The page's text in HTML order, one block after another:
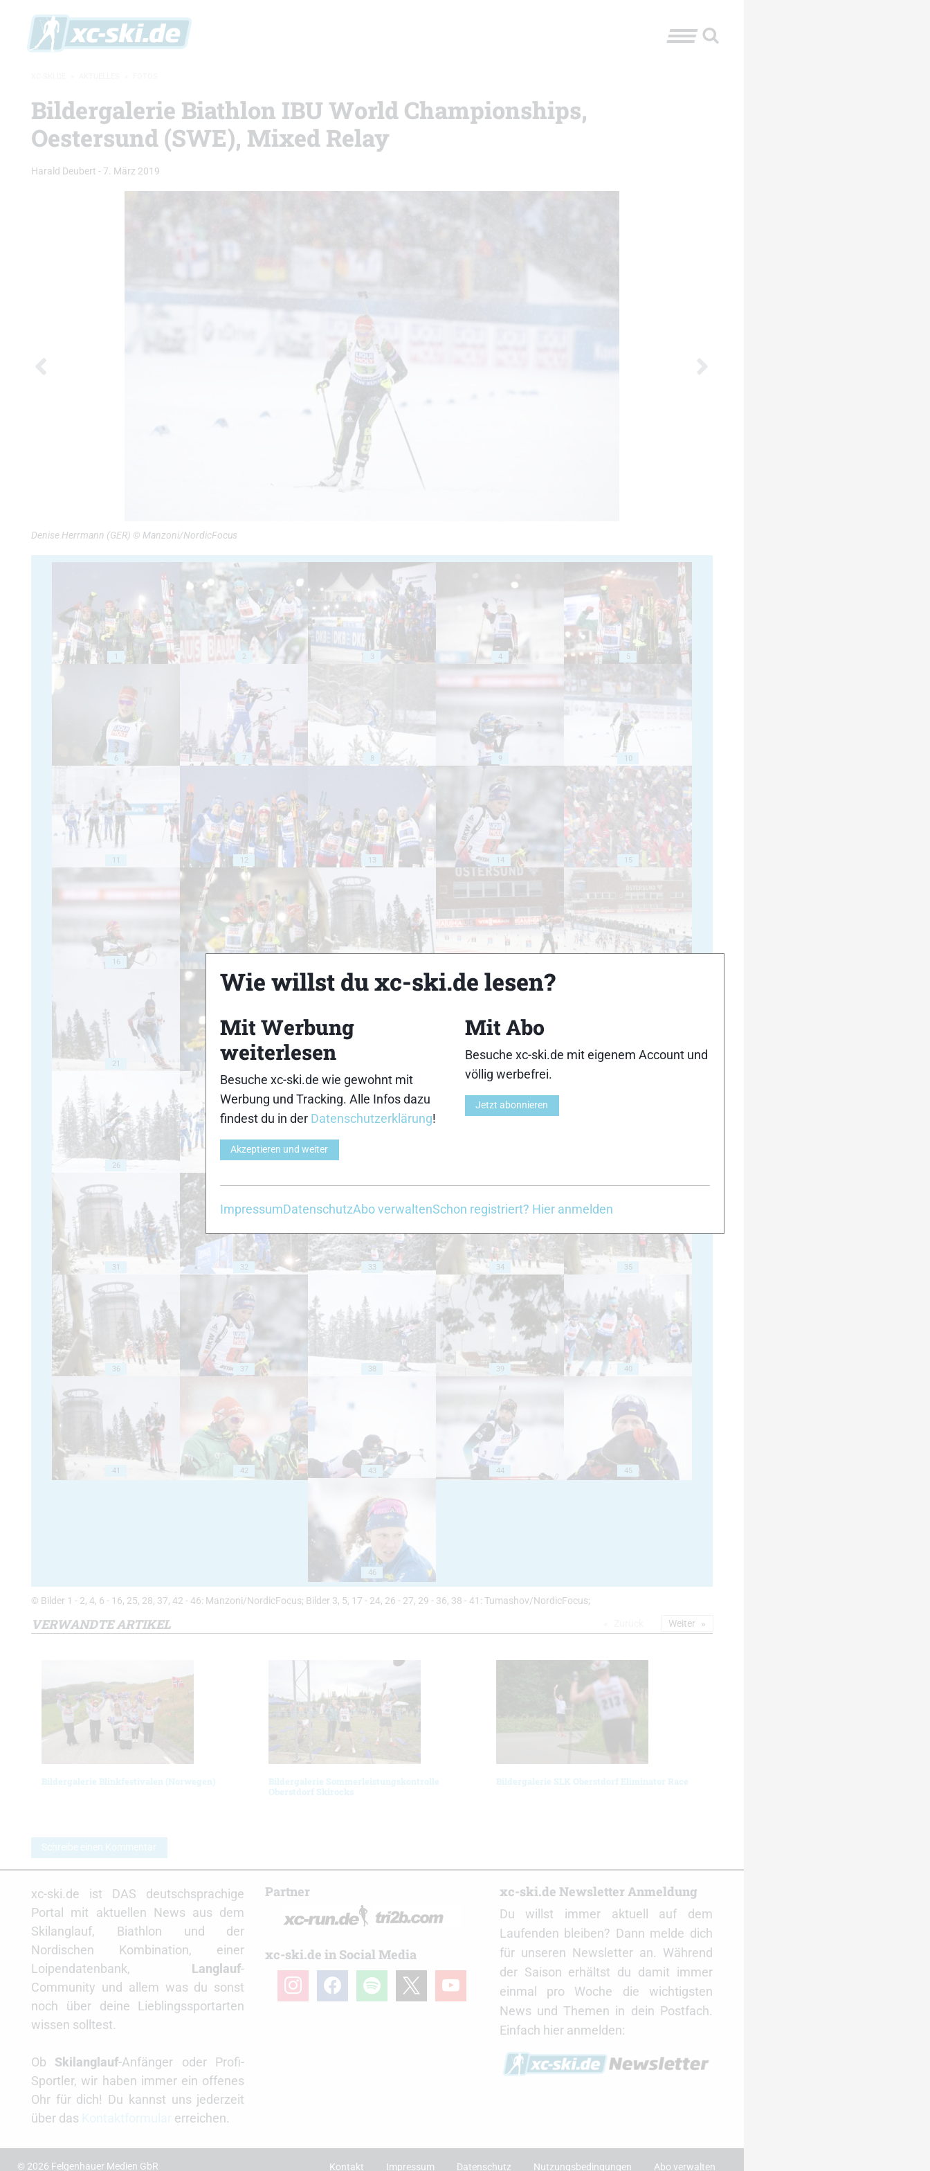
Bildergalerie Biathlon IBU World Championships,
Oestersund (SWE), Mixed Relay
Harald Deubert - 7. März 2019
Denise Herrmann (GER) © Manzoni/NordicFocus
1 2 3 4 5
6 7 8 9 10
11 12 13 14 15
16
21 22
26
31 32 33 34 35
36 37 38 39 40
41 42 43 44 45
46
© Bilder 1 - 2, 4, 6 - 16, 25, 28, 37, 42 - 46: Manzoni/NordicFocus; Bilder 3, 5, 17 - 24, 26 - 27, 29 - 36, 38 - 41: Tumashov/NordicFocus;
VERWANDTE ARTIKEL
Bildergalerie Blinkfestivalen (Norwegen)
Bildergalerie Sommerleistungskontrolle
Oberstdorf Skirocks
Bildergalerie SLK Oberstdorf Eliminator Race
Weiter
Schreibe einen Kommentar
xc-ski.de ist DAS deutschsprachige
Portal mit aktuellen News aus dem
Skilanglauf, Biathlon und der
Nordischen Kombination, einer
Loipendatenbank, Langlauf-
Community und allem was du sonst
noch über deine Lieblingssportarten
wissen solltest.
Ob Skilanglauf-Anfänger oder Profi-
Sportler, wir haben immer ein offenes
Ohr für dich! Du kannst uns jederzeit
über das
erreichen.
Partner
xc-ski.de in Social Media
instagramfacebookspotify youtube
xc-ski.de Newsletter Anmeldung
Du willst immer aktuell auf dem
Laufenden bleiben? Dann melde dich
für unseren Newsletter an. Während
der Saison erhältst du damit immer
einmal pro Woche die wichtigsten
News und Themen in dein Postfach.
Einfach hier anmelden:
© 2026 Felgenhauer Medien GbR Kontakt Impressum Datenschutz Nutzungsbedingungen Abo verwalten
Wie willst du xc-ski.de lesen?
Mit Werbung
weiterlesen
Besuche xc-ski.de wie gewohnt mit
Werbung und Tracking. Alle Infos dazu
findest du in der Datenschutzerklärung!
Akzeptieren und weiter
Mit Abo
Besuche xc-ski.de mit eigenem Account und
völlig werbefrei.
Jetzt abonnieren
ImpressumDatenschutzAbo verwaltenSchon registriert? Hier anmelden